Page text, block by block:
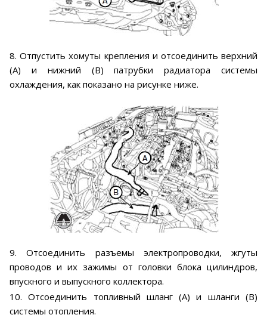
8. Отпустить хомуты крепления и отсоединить верхний
(А) и нижний (В) патрубки радиатора системы
охлаждения, как показано на рисунке ниже.
9. Отсоединить разъемы электропроводки, жгуты
проводов и их зажимы от головки блока цилиндров,
впускного и выпускного коллектора.
10. Отсоединить топливный шланг (А) и шланги (В)
системы отопления.